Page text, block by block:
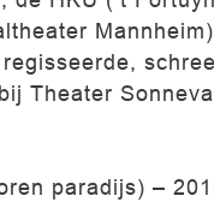
Theater
paradijs) –